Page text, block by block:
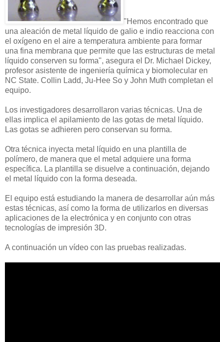
"Hemos encontrado que
una aleación de metal líquido de galio e indio reacciona con
el oxígeno en el aire a temperatura ambiente para formar
una fina membrana que permite que las estructuras de metal
líquido conserven su forma", asegura el Dr. Michael Dickey,
profesor asistente de ingeniería química y biomolecular en
NC State. Collin Ladd, Ju-Hee So y John Muth completan el
equipo.
Los investigadores desarrollaron varias técnicas. Una de
ellas implica el apilamiento de las gotas de metal líquido.
Las gotas se adhieren pero conservan su forma.
Otra técnica inyecta metal líquido en una plantilla de
polímero, de manera que el metal adquiere una forma
específica. La plantilla se disuelve a continuación, dejando
el metal líquido con la forma deseada.
El equipo está estudiando la manera de desarrollar aún más
estas técnicas, así como la forma de utilizarlos en diversas
aplicaciones de la electrónica y en conjunto con otras
tecnologías de impresión 3D.
A continuación un vídeo con las pruebas realizadas.